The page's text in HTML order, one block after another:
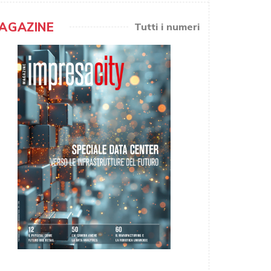
Tutti i numeri